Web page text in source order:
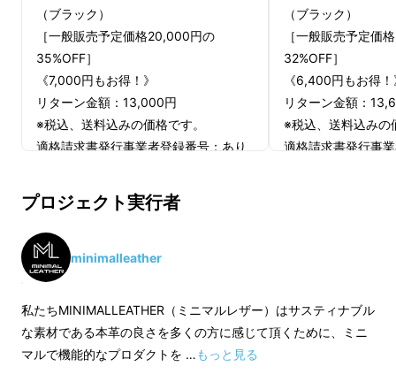
（ブラック）
［一般販売予定価格20,000円の
35%OFF］
《7,000円もお得！》
リターン金額：13,000円
※税込、送料込みの価格です。
適格請求書発行事業者登録番号：あり
載のあるインボイスが必要な場合は、
Makuakeメッセージにて実行者に直接
お問合せください）
（ブラック）
［一般販売予定価
32%OFF］
《6,400円もお得
リターン金額：
※税込、送料込みの
適格請求書発行事
プロジェクト実行者
minimalleather
私たちMINIMALLEATHER（ミニマルレザー）はサスティナブル
な素材である本革の良さを多くの方に感じて頂くために、ミニ
マルで機能的なプロダクトを …もっと見る